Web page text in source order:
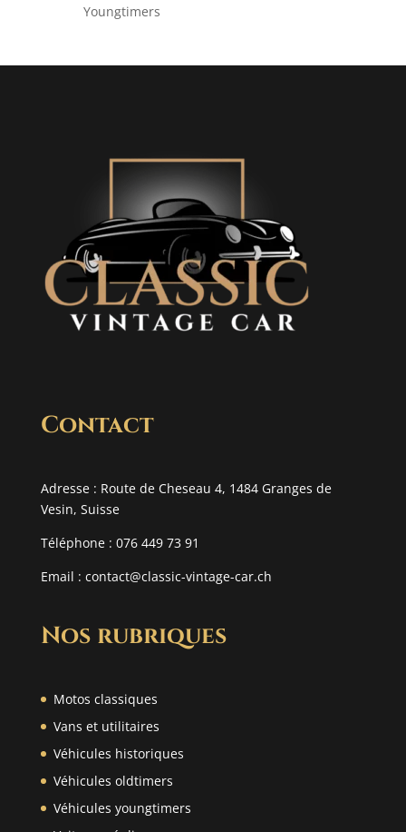
Youngtimers
Contact
Adresse : Route de Cheseau 4, 1484 Granges de
Vesin, Suisse
Téléphone : 076 449 73 91
Email : contact@classic-vintage-car.ch
Nos rubriques
Motos classiques
Vans et utilitaires
Véhicules historiques
Véhicules oldtimers
Véhicules youngtimers